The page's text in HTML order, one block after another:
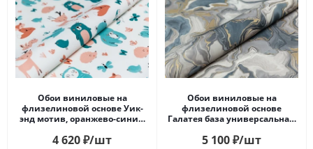
Обои виниловые на
флизелиновой основе Уик-
энд мотив, оранжево-синий
4 620₽/шт
Обои виниловые на
флизелиновой основе
Галатея база универсальная,
5 100₽/шт